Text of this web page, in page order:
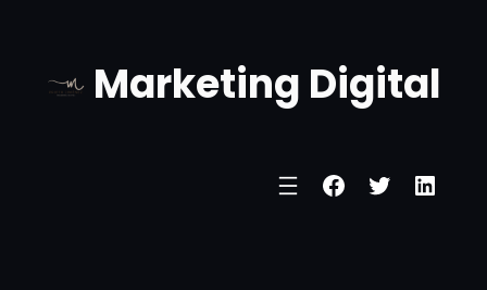
Marketing Digital